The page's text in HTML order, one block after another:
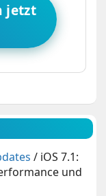
jetzt
/ iOS 7.1:
und